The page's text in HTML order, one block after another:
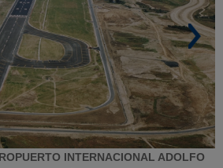
INTERNACIONAL ADOLFO